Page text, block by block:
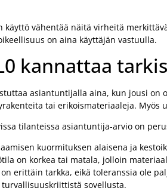
käyttö vähentää näitä virheitä
on aina käyttäjän vastuulla.
kannattaa
asiantuntijalla aina, kun jousi on
tai erikoismateriaaleja.
tilanteissa asiantuntija-arvio on
kuormituksen alaisena ja
on korkea tai matala, jolloin
erittäin tarkka, eikä toleranssia ole
turvallisuuskriittistä sovellusta.